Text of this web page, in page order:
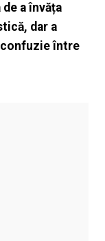
a învăța
dar a
între